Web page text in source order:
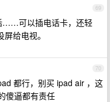
69
……可以插电话卡，还轻
给电视。
70
都行，别买 ipad air ，这
傻逼都有责任